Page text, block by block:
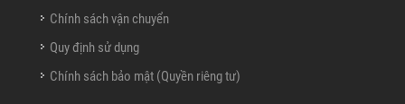
Chính sách vận chuyển
Quy định sử dụng
Chính sách bảo mật (Quyền riêng tư)